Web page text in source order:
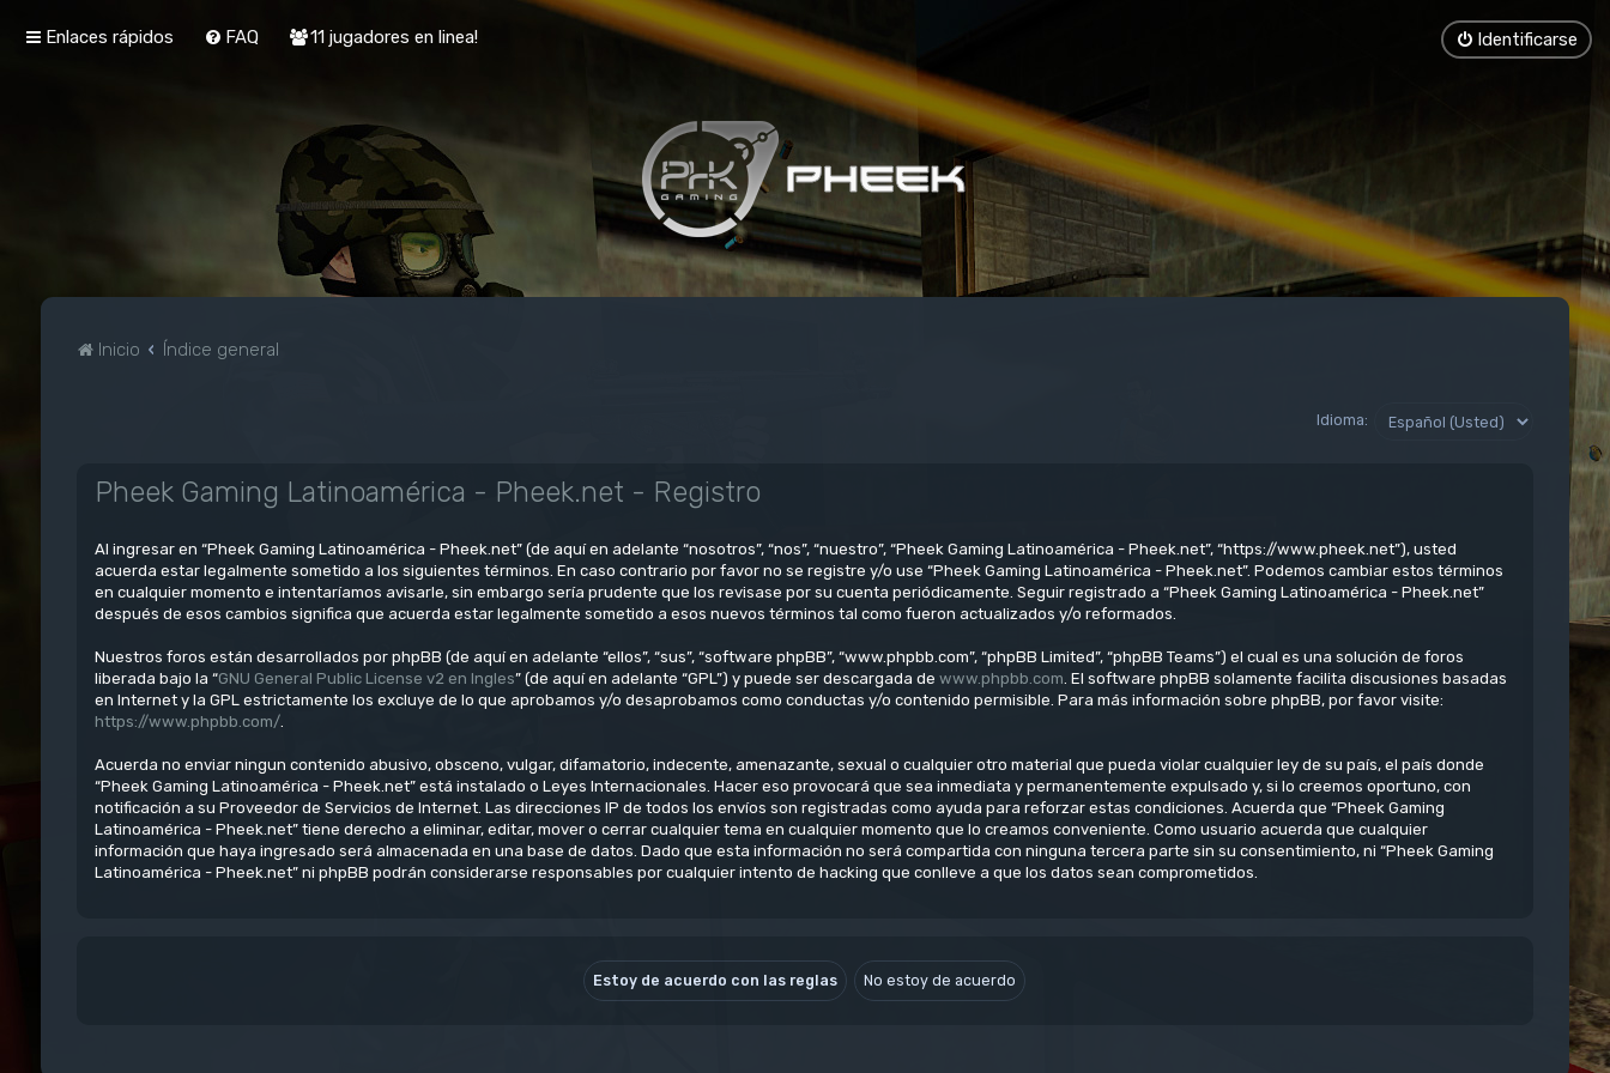
Enlaces rápidos FAQ 11 jugadores en linea! Identificarse
Inicio Índice general
Idioma:
Pheek Gaming Latinoamérica - Pheek.net - Registro
Al ingresar en “Pheek Gaming Latinoamérica - Pheek.net” (de aquí en adelante “nosotros”, “nos”, “nuestro”, “Pheek Gaming Latinoamérica - Pheek.net”, “https://www.pheek.net”), usted
acuerda estar legalmente sometido a los siguientes términos. En caso contrario por favor no se registre y/o use “Pheek Gaming Latinoamérica - Pheek.net”. Podemos cambiar estos términos
en cualquier momento e intentaríamos avisarle, sin embargo sería prudente que los revisase por su cuenta periódicamente. Seguir registrado a “Pheek Gaming Latinoamérica - Pheek.net”
después de esos cambios significa que acuerda estar legalmente sometido a esos nuevos términos tal como fueron actualizados y/o reformados.
Nuestros foros están desarrollados por phpBB (de aquí en adelante “ellos”, “sus”, “software phpBB”, “www.phpbb.com”, “phpBB Limited”, “phpBB Teams”) el cual es una solución de foros
liberada bajo la “GNU General Public License v2 en Ingles” (de aquí en adelante “GPL”) y puede ser descargada de www.phpbb.com . El software phpBB solamente facilita discusiones basadas
en Internet y la GPL estrictamente los excluye de lo que aprobamos y/o desaprobamos como conductas y/o contenido permisible. Para más información sobre phpBB, por favor visite:
https://www.phpbb.com/.
Acuerda no enviar ningun contenido abusivo, obsceno, vulgar, difamatorio, indecente, amenazante, sexual o cualquier otro material que pueda violar cualquier ley de su país, el país donde
“Pheek Gaming Latinoamérica - Pheek.net” está instalado o Leyes Internacionales. Hacer eso provocará que sea inmediata y permanentemente expulsado y, si lo creemos oportuno, con
notificación a su Proveedor de Servicios de Internet. Las direcciones IP de todos los envíos son registradas como ayuda para reforzar estas condiciones. Acuerda que “Pheek Gaming
Latinoamérica - Pheek.net” tiene derecho a eliminar, editar, mover o cerrar cualquier tema en cualquier momento que lo creamos conveniente. Como usuario acuerda que cualquier
información que haya ingresado será almacenada en una base de datos. Dado que esta información no será compartida con ninguna tercera parte sin su consentimiento, ni “Pheek Gaming
Latinoamérica - Pheek.net” ni phpBB podrán considerarse responsables por cualquier intento de hacking que conlleve a que los datos sean comprometidos.